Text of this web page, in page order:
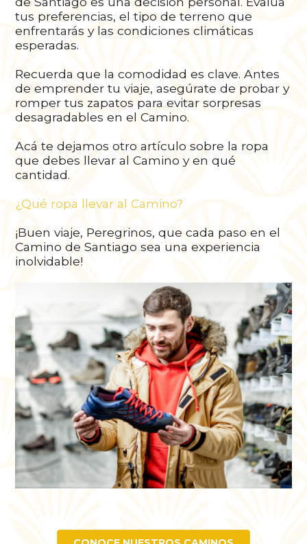
tus preferencias, el tipo de terreno que
enfrentarás y las condiciones climáticas
esperadas.
Recuerda que la comodidad es clave. Antes
de emprender tu viaje, asegúrate de probar y
romper tus zapatos para evitar sorpresas
desagradables en el Camino.
Acá te dejamos otro artículo sobre la ropa
que debes llevar al Camino y en qué
cantidad.
¿Qué ropa llevar al Camino?
¡Buen viaje, Peregrinos, que cada paso en el
Camino de Santiago sea una experiencia
inolvidable!